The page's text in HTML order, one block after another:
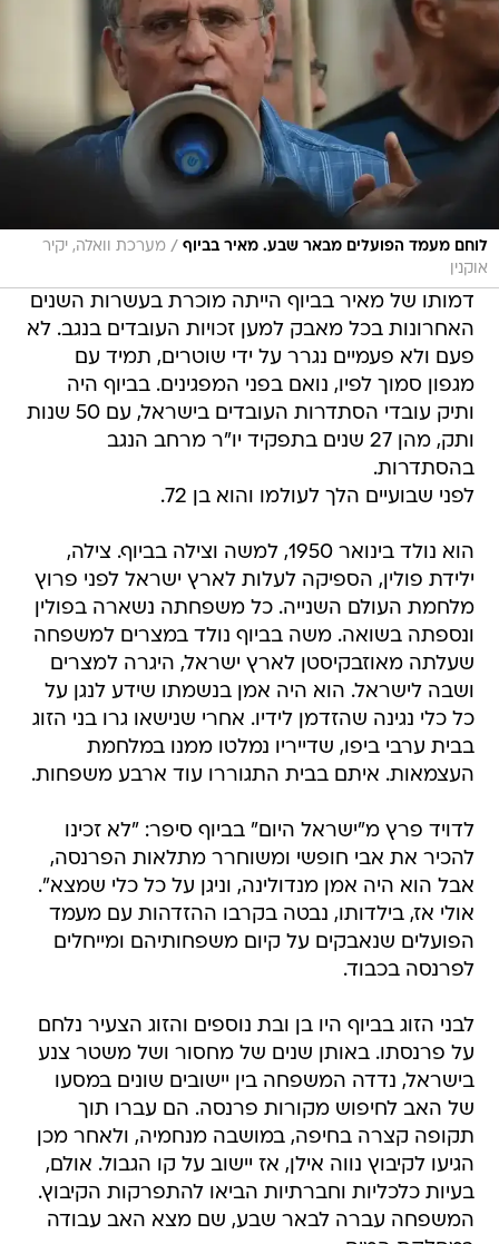
לוחם מעמד הפועלים מבאר שבע. מאיר בביוף / מערכת וואלה, יקיר
אוקנין
דמותו של מאיר בביוף הייתה מוכרת בעשרות השנים
האחרונות בכל מאבק למען זכויות העובדים בנגב. לא
פעם ולא פעמיים נגרר על ידי שוטרים, תמיד עם
מגפון סמוך לפיו, נואם בפני המפגינים. בביוף היה
ותיק עובדי הסתדרות העובדים בישראל, עם 50 שנות
ותק, מהן 27 שנים בתפקיד יו"ר מרחב הנגב
בהסתדרות.
לפני שבועיים הלך לעולמו והוא בן 72.
הוא נולד בינואר 1950, למשה וצילה בביוף. צילה,
ילידת פולין, הספיקה לעלות לארץ ישראל לפני פרוץ
מלחמת העולם השנייה. כל משפחתה נשארה בפולין
ונספתה בשואה. משה בביוף נולד במצרים למשפחה
שעלתה מאוזבקיסטן לארץ ישראל, היגרה למצרים
ושבה לישראל. הוא היה אמן בנשמתו שידע לנגן על
כל כלי נגינה שהזדמן לידיו. אחרי שנישאו גרו בני הזוג
בבית ערבי ביפו, שדייריו נמלטו ממנו במלחמת
העצמאות. איתם בבית התגוררו עוד ארבע משפחות.
לדויד פרץ מ"ישראל היום" בביוף סיפר: "לא זכינו
להכיר את אבי חופשי ומשוחרר מתלאות הפרנסה,
אבל הוא היה אמן מנדולינה, וניגן על כל כלי שמצא".
אולי אז, בילדותו, נבטה בקרבו ההזדהות עם מעמד
הפועלים שנאבקים על קיום משפחותיהם ומייחלים
לפרנסה בכבוד.
לבני הזוג בביוף היו בן ובת נוספים והזוג הצעיר נלחם
על פרנסתו. באותן שנים של מחסור ושל משטר צנע
בישראל, נדדה המשפחה בין יישובים שונים במסעו
של האב לחיפוש מקורות פרנסה. הם עברו תוך
תקופה קצרה בחיפה, במושבה מנחמיה, ולאחר מכן
הגיעו לקיבוץ נווה אילן, אז יישוב על קו הגבול. אולם,
בעיות כלכליות וחברתיות הביאו להתפרקות הקיבוץ.
המשפחה עברה לבאר שבע, שם מצא האב עבודה